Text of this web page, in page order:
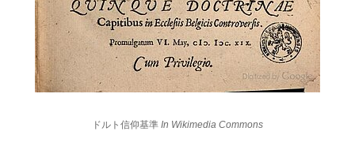
ドルト信仰基準 In Wikimedia Commons